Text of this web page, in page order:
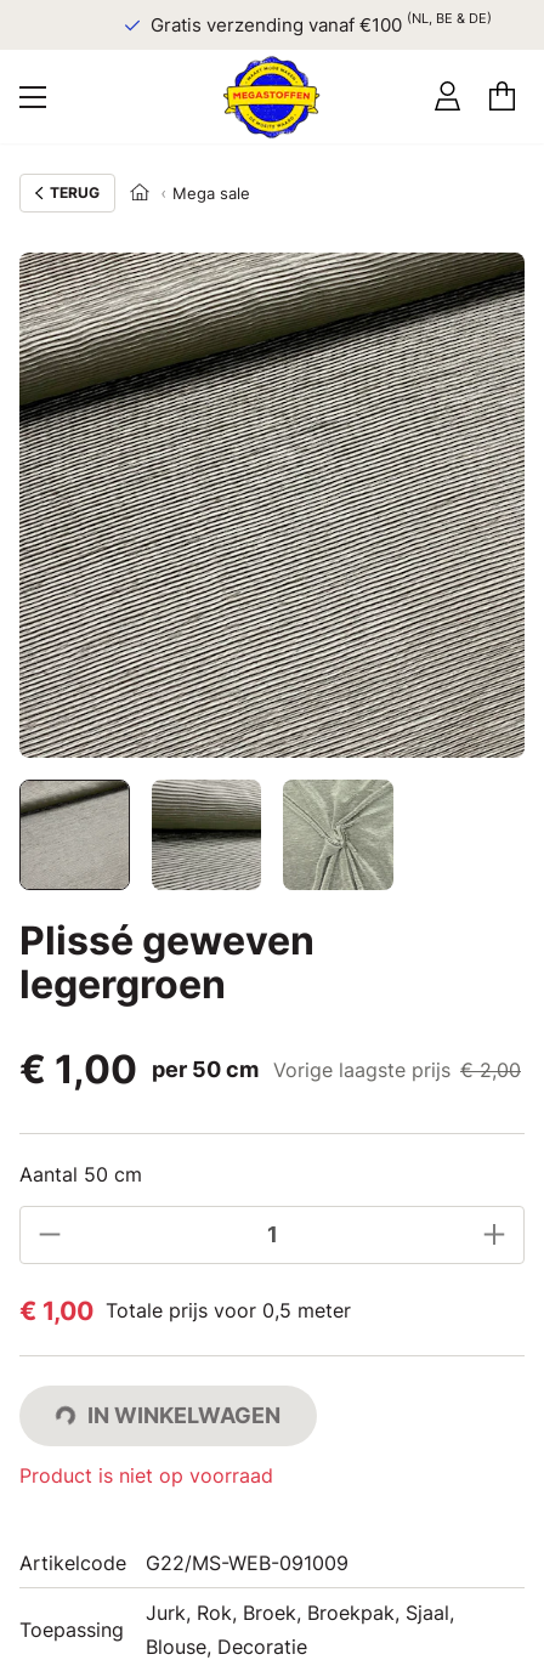
Gratis verzending vanaf €100(NL, BE & DE)
TERUG Mega sale
Plissé geweven
legergroen
€ 1,00
per 50 cm Vorige laagste prijs € 2,00
Aantal 50 cm
€ 1,00 Totale prijs voor 0,5 meter
IN WINKELWAGEN
Product is niet op voorraad
Artikelcode G22/MS-WEB-091009
Toepassing
Jurk, Rok, Broek, Broekpak, Sjaal,
Blouse, Decoratie